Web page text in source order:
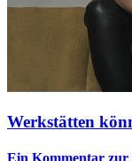
Werkstätten